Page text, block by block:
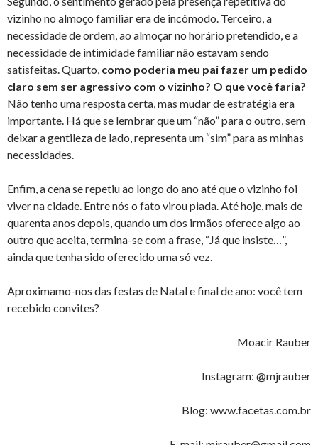
vizinho no almoço familiar era de incômodo. Terceiro, a
necessidade de ordem, ao almoçar no horário pretendido, e a
necessidade de intimidade familiar não estavam sendo
satisfeitas. Quarto, como poderia meu pai fazer um pedido
claro sem ser agressivo com o vizinho? O que você faria?
Não tenho uma resposta certa, mas mudar de estratégia era
importante. Há que se lembrar que um “não” para o outro, sem
deixar a gentileza de lado, representa um “sim” para as minhas
necessidades.
Enfim, a cena se repetiu ao longo do ano até que o vizinho foi
viver na cidade. Entre nós o fato virou piada. Até hoje, mais de
quarenta anos depois, quando um dos irmãos oferece algo ao
outro que aceita, termina-se com a frase, “Já que insiste…”,
ainda que tenha sido oferecido uma só vez.
Aproximamo-nos das festas de Natal e final de ano: você tem
recebido convites?
Moacir Rauber
Instagram: @mjrauber
Blog: www.facetas.com.br